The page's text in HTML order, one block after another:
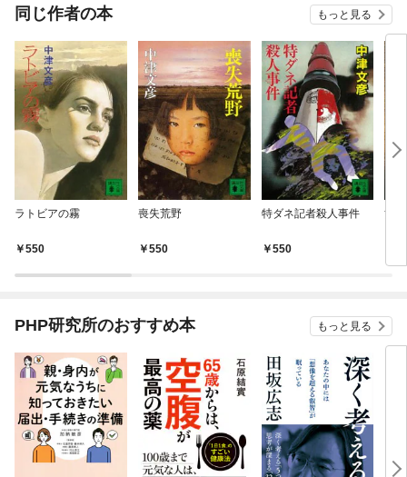
同じ作者の本 もっと見る
ラトビアの霧
550
喪失荒野
550
特ダネ記者殺人事件
550
黄
PHP研究所のおすすめ本 もっと見る